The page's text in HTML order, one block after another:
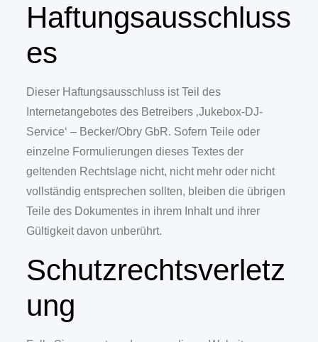
Haftungsausschluss
es
Dieser Haftungsausschluss ist Teil des
Internetangebotes des Betreibers ‚Jukebox-DJ-
Service‘ – Becker/Obry GbR. Sofern Teile oder
einzelne Formulierungen dieses Textes der
geltenden Rechtslage nicht, nicht mehr oder nicht
vollständig entsprechen sollten, bleiben die übrigen
Teile des Dokumentes in ihrem Inhalt und ihrer
Gültigkeit davon unberührt.
Schutzrechtsverletz
ung